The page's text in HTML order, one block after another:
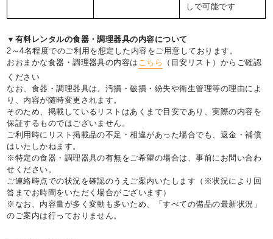
しで可能です
▼有料レンタルの食器・調理器具の内容について
2～4名程度でのご利用を想定した内容をご用意しております。
おおまかな食器・調理器具の内容は こちら
（目安リスト）からご確認
ください
なお、食器・調理器具は、汚損・破損・紛失や衛生管理等の理由によ
り、内容が随時変更されます。
そのため、掲載しているリストはあくまで目安であり、実際の内容を
保証するものではございません。
ご利用時にリスト掲載品の不足・相違があった場合でも、返金・補償
はいたしかねます。
※特定の食器・調理器具の有無をご希望の場合は、事前にお問い合わ
せください。
ご連絡時点での状況を確認のうえご案内いたします（※状況により回
答までお時間をいただく場合がございます）
※なお、内容量が多く変動も多いため、「すべての備品の最新状況」
のご案内は行っておりません。